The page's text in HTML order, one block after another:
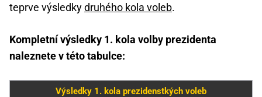
teprve výsledkydruhého kola voleb.
Kompletní výsledky 1. kola volby prezidenta
naleznete v této tabulce:
Výsledky 1. kola prezidenstkých voleb